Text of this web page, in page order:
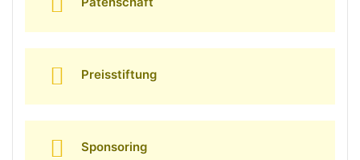
Preisstiftung
Sponsoring